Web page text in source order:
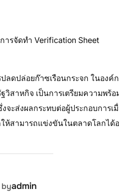
ารจัดทำ Verification Sheet
ลดปล่อยก๊าซเรือนกระจก ในองค์
สาหกิจ เป็นการเตรียมความพร้
ะส่งผลกระทบต่อผู้ประกอบการเ
ห้สามารถแข่งขันในตลาดโลกได้
admin